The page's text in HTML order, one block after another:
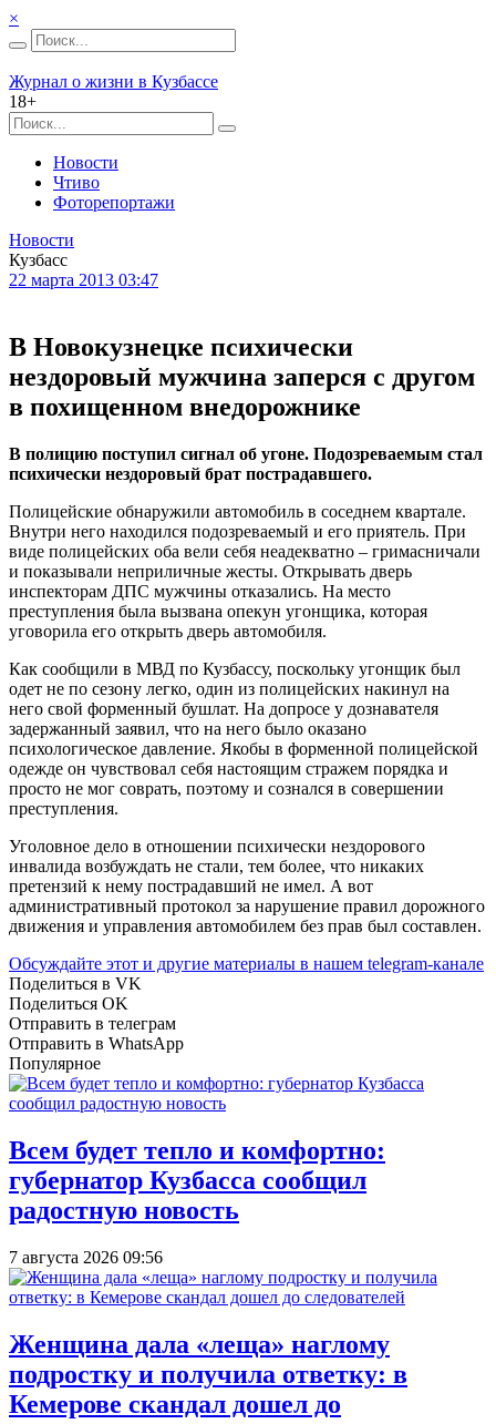
×
Журнал о жизни в Кузбассе
18+
Новости
Чтиво
Фоторепортажи
Новости
Кузбасс
22 марта 2013 03:47
В Новокузнецке психически
нездоровый мужчина заперся с другом
в похищенном внедорожнике
В полицию поступил сигнал об угоне. Подозреваемым стал
психически нездоровый брат пострадавшего.
Полицейские обнаружили автомобиль в соседнем квартале.
Внутри него находился подозреваемый и его приятель. При
виде полицейских оба вели себя неадекватно – гримасничали
и показывали неприличные жесты. Открывать дверь
инспекторам ДПС мужчины отказались. На место
преступления была вызвана опекун угонщика, которая
уговорила его открыть дверь автомобиля.
Как сообщили в МВД по Кузбассу, поскольку угонщик был
одет не по сезону легко, один из полицейских накинул на
него свой форменный бушлат. На допросе у дознавателя
задержанный заявил, что на него было оказано
психологическое давление. Якобы в форменной полицейской
одежде он чувствовал себя настоящим стражем порядка и
просто не мог соврать, поэтому и сознался в совершении
преступления.
Уголовное дело в отношении психически нездорового
инвалида возбуждать не стали, тем более, что никаких
претензий к нему пострадавший не имел. А вот
административный протокол за нарушение правил дорожного
движения и управления автомобилем без прав был составлен.
Обсуждайте этот и другие материалы в нашем telegram-канале
Поделиться в VK
Поделиться OK
Отправить в телеграм
Отправить в WhatsApp
Популярное
Всем будет тепло и комфортно:
губернатор Кузбасса сообщил
радостную новость
7 августа 2026 09:56
Женщина дала «леща» наглому
подростку и получила ответку: в
Кемерове скандал дошел до